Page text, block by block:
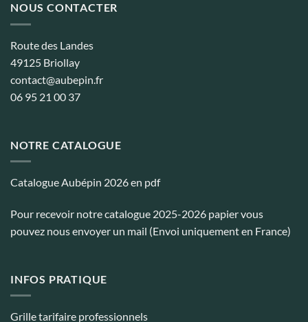
NOUS CONTACTER
Route des Landes
49125 Briollay
contact@aubepin.fr
06 95 21 00 37
NOTRE CATALOGUE
Catalogue Aubépin 2026 en pdf
Pour recevoir notre catalogue 2025-2026 papier vous
pouvez nous envoyer un mail (Envoi uniquement en France)
INFOS PRATIQUE
Grille tarifaire professionnels